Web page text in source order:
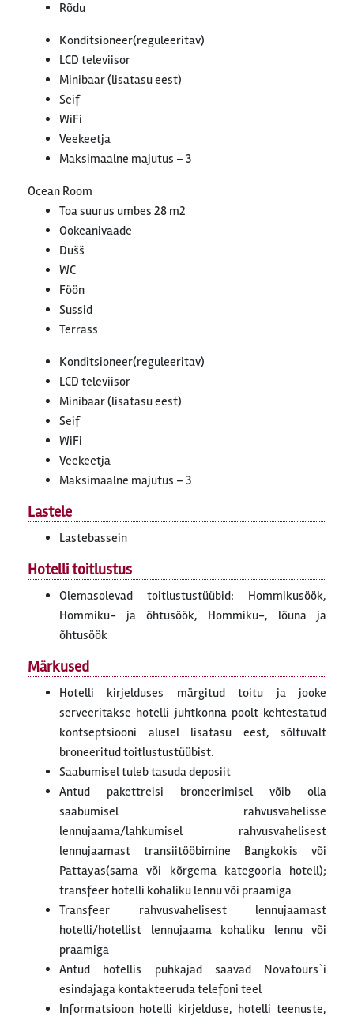
Rõdu
Konditsioneer(reguleeritav)
LCD televiisor
Minibaar (lisatasu eest)
Seif
WiFi
Veekeetja
Maksimaalne majutus – 3
Ocean Room
Toa suurus umbes 28 m2
Ookeanivaade
Dušš
WC
Föön
Sussid
Terrass
Konditsioneer(reguleeritav)
LCD televiisor
Minibaar (lisatasu eest)
Seif
WiFi
Veekeetja
Maksimaalne majutus – 3
Lastele
Lastebassein
Hotelli toitlustus
Olemasolevad toitlustustüübid: Hommikusöök,
Hommiku- ja õhtusöök, Hommiku-, lõuna ja
õhtusöök
Märkused
Hotelli kirjelduses märgitud toitu ja jooke
serveeritakse hotelli juhtkonna poolt kehtestatud
kontseptsiooni alusel lisatasu eest, sõltuvalt
broneeritud toitlustustüübist.
Saabumisel tuleb tasuda deposiit
Antud pakettreisi broneerimisel võib olla
saabumisel rahvusvahelisse
lennujaama/lahkumisel rahvusvahelisest
lennujaamast transiitööbimine Bangkokis või
Pattayas(sama või kõrgema kategooria hotell);
transfeer hotelli kohaliku lennu või praamiga
Transfeer rahvusvahelisest lennujaamast
hotelli/hotellist lennujaama kohaliku lennu või
praamiga
Antud hotellis puhkajad saavad Novatours`i
esindajaga kontakteeruda telefoni teel
Informatsioon hotelli kirjelduse, hotelli teenuste,